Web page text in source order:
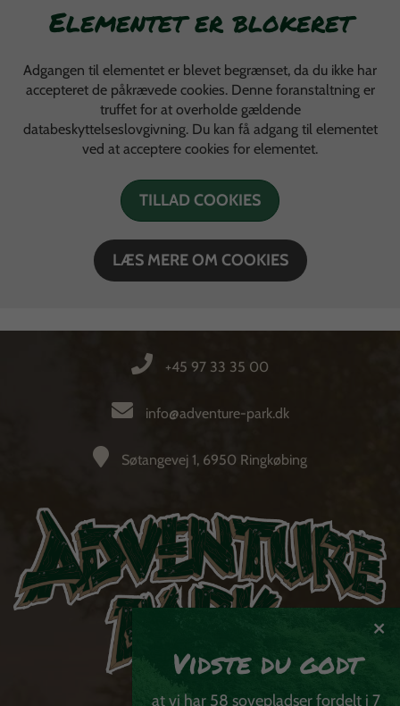
Elementet er blokeret
Adgangen til elementet er blevet begrænset, da du ikke har
accepteret de påkrævede cookies. Denne foranstaltning er
truffet for at overholde gældende
databeskyttelseslovgivning. Du kan få adgang til elementet
ved at acceptere cookies for elementet.
TILLAD COOKIES
LÆS MERE OM COOKIES

Vidste du godt
at vi har 58 sovepladser fordelt i 7
+45 97 33 35 00
info@adventure-park.dk
Søtangevej 1, 6950 Ringkøbing